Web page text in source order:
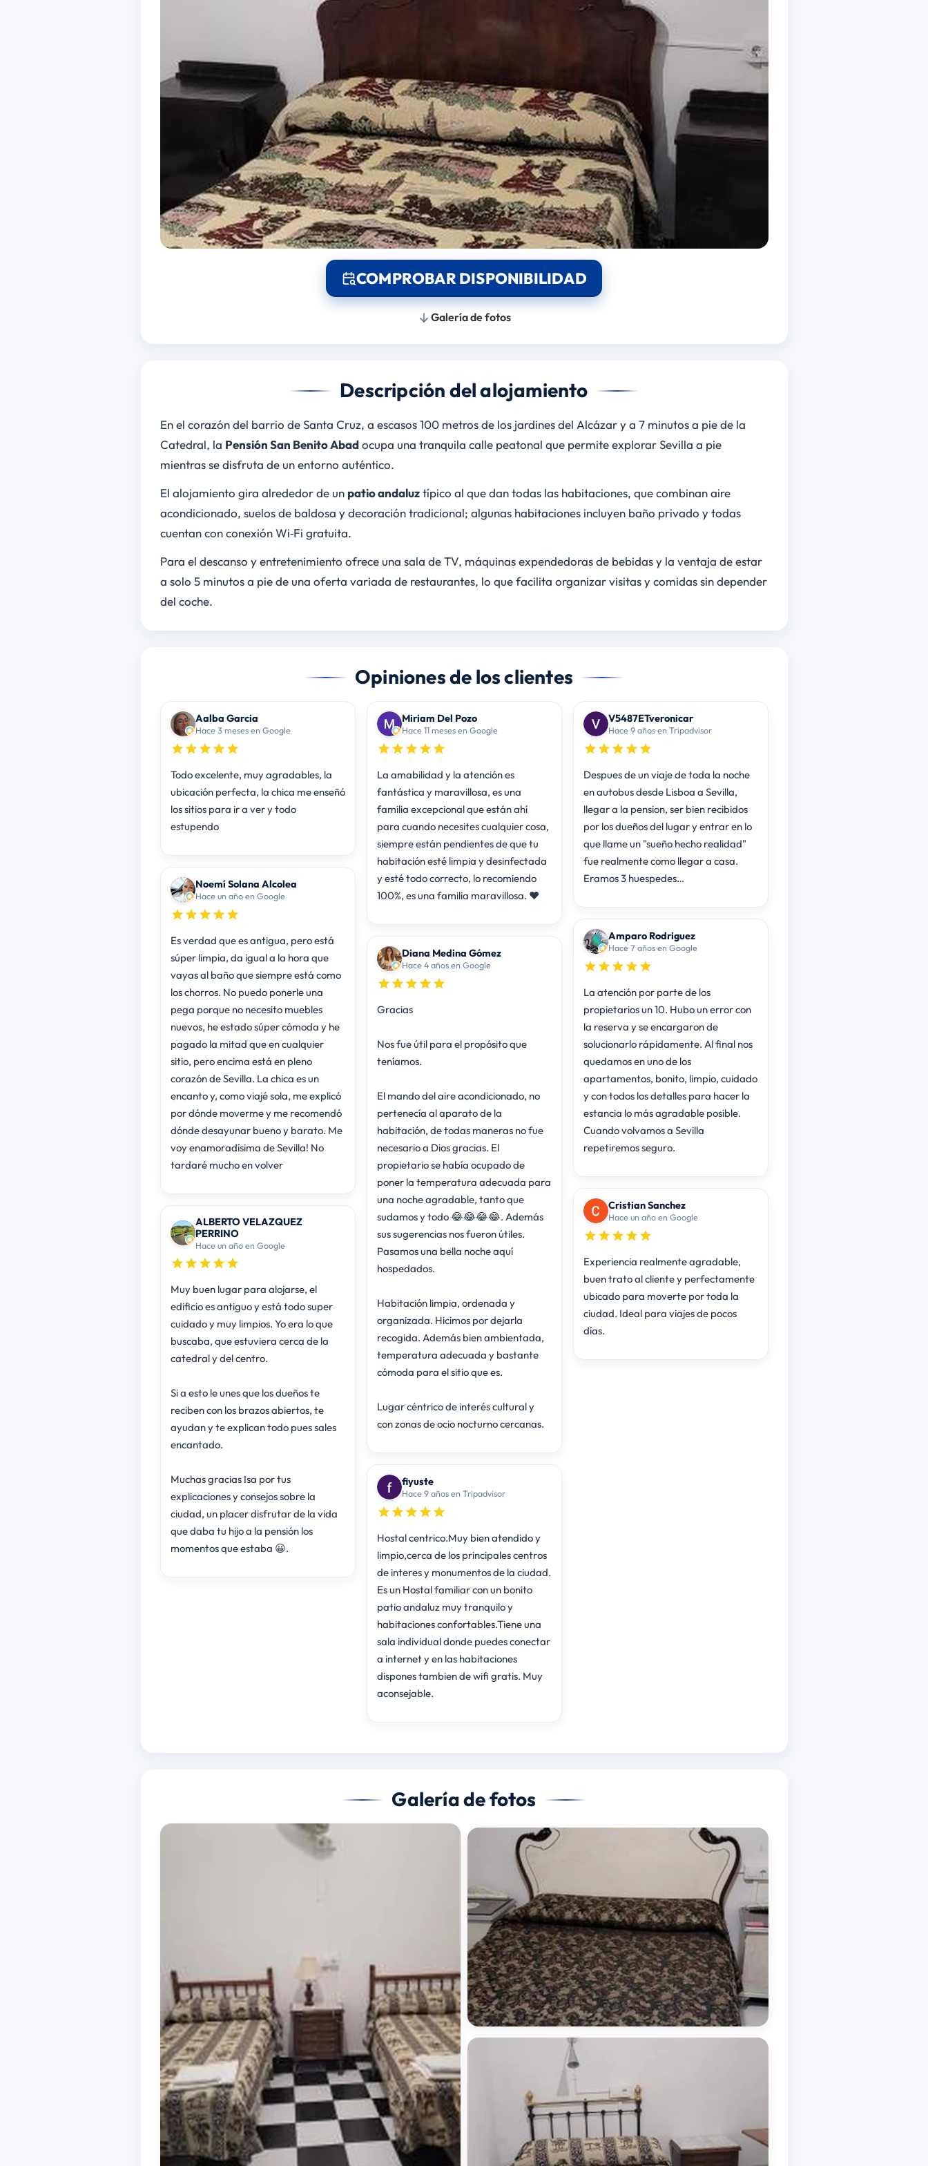
COMPROBAR DISPONIBILIDAD
Galería de fotos
Descripción del alojamiento
En el corazón del barrio de Santa Cruz, a escasos 100 metros de los jardines del Alcázar y a 7 minutos a pie de la
Catedral, la Pensión San Benito Abadocupa una tranquila calle peatonal que permite explorar Sevilla a pie
mientras se disfruta de un entorno auténtico.
El alojamiento gira alrededor de un patio andaluztípico al que dan todas las habitaciones, que combinan aire
acondicionado, suelos de baldosa y decoración tradicional; algunas habitaciones incluyen baño privado y todas
cuentan con conexión Wi‑Fi gratuita.
Para el descanso y entretenimiento ofrece una sala de TV, máquinas expendedoras de bebidas y la ventaja de estar
a solo 5 minutos a pie de una oferta variada de restaurantes, lo que facilita organizar visitas y comidas sin depender
del coche.
Opiniones de los clientes
Aalba Garcia
Hace 3 meses en Google
Todo excelente, muy agradables, la
ubicación perfecta, la chica me enseñó
los sitios para ir a ver y todo
estupendo
Noemí Solana Alcolea
Hace un año en Google
Es verdad que es antigua, pero está
súper limpia, da igual a la hora que
vayas al baño que siempre está como
los chorros. No puedo ponerle una
pega porque no necesito muebles
nuevos, he estado súper cómoda y he
pagado la mitad que en cualquier
sitio, pero encima está en pleno
corazón de Sevilla. La chica es un
encanto y, como viajé sola, me explicó
por dónde moverme y me recomendó
dónde desayunar bueno y barato. Me
voy enamoradísima de Sevilla! No
tardaré mucho en volver
ALBERTO VELAZQUEZ
PERRINO
Hace un año en Google
Muy buen lugar para alojarse, el
edificio es antiguo y está todo super
cuidado y muy limpios. Yo era lo que
buscaba, que estuviera cerca de la
catedral y del centro.
Si a esto le unes que los dueños te
reciben con los brazos abiertos, te
ayudan y te explican todo pues sales
encantado.
Muchas gracias Isa por tus
explicaciones y consejos sobre la
ciudad, un placer disfrutar de la vida
que daba tu hijo a la pensión los
momentos que estaba 😀.
Miriam Del Pozo
Hace 11 meses en Google
La amabilidad y la atención es
fantástica y maravillosa, es una
familia excepcional que están ahí
para cuando necesites cualquier cosa,
siempre están pendientes de que tu
habitación esté limpia y desinfectada
y esté todo correcto, lo recomiendo
100%, es una familia maravillosa. ❤️
Diana Medina Gómez
Hace 4 años en Google
Gracias
Nos fue útil para el propósito que
teníamos.
El mando del aire acondicionado, no
pertenecía al aparato de la
habitación, de todas maneras no fue
necesario a Dios gracias. El
propietario se había ocupado de
poner la temperatura adecuada para
una noche agradable, tanto que
sudamos y todo 😂😂😂😂. Además
sus sugerencias nos fueron útiles.
Pasamos una bella noche aquí
hospedados.
Habitación limpia, ordenada y
organizada. Hicimos por dejarla
recogida. Además bien ambientada,
temperatura adecuada y bastante
cómoda para el sitio que es.
Lugar céntrico de interés cultural y
con zonas de ocio nocturno cercanas.
fiyuste
Hace 9 años en Tripadvisor
Hostal centrico.Muy bien atendido y
limpio,cerca de los principales centros
de interes y monumentos de la ciudad.
Es un Hostal familiar con un bonito
patio andaluz muy tranquilo y
habitaciones confortables.Tiene una
sala individual donde puedes conectar
a internet y en las habitaciones
dispones tambien de wifi gratis. Muy
aconsejable.
V5487ETveronicar
Hace 9 años en Tripadvisor
Despues de un viaje de toda la noche
en autobus desde Lisboa a Sevilla,
llegar a la pension, ser bien recibidos
por los dueños del lugar y entrar en lo
que llame un "sueño hecho realidad"
fue realmente como llegar a casa.
Eramos 3 huespedes…
Amparo Rodriguez
Hace 7 años en Google
La atención por parte de los
propietarios un 10. Hubo un error con
la reserva y se encargaron de
solucionarlo rápidamente. Al final nos
quedamos en uno de los
apartamentos, bonito, limpio, cuidado
y con todos los detalles para hacer la
estancia lo más agradable posible.
Cuando volvamos a Sevilla
repetiremos seguro.
Cristian Sanchez
Hace un año en Google
Experiencia realmente agradable,
buen trato al cliente y perfectamente
ubicado para moverte por toda la
ciudad. Ideal para viajes de pocos
días.
Galería de fotos